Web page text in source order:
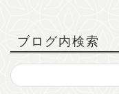
ブログ内検索